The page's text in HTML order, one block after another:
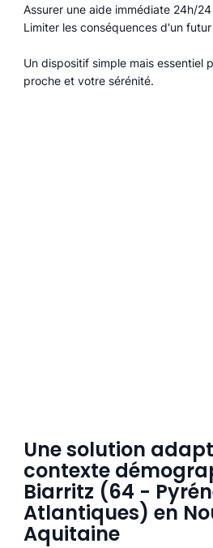
Assurer une aide immédiate 24h/24
Limiter les conséquences d'un
Un dispositif simple mais essentiel
proche et votre sérénité.
Une solution
contexte
Biarritz (64 -
Atlantiques) en
Aquitaine